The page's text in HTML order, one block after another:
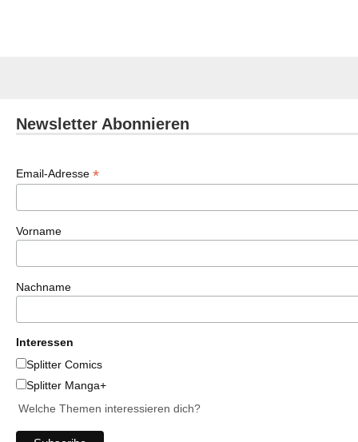
Newsletter Abonnieren
Email-Adresse *
Vorname
Nachname
Interessen
Splitter Comics
Splitter Manga+
Welche Themen interessieren dich?